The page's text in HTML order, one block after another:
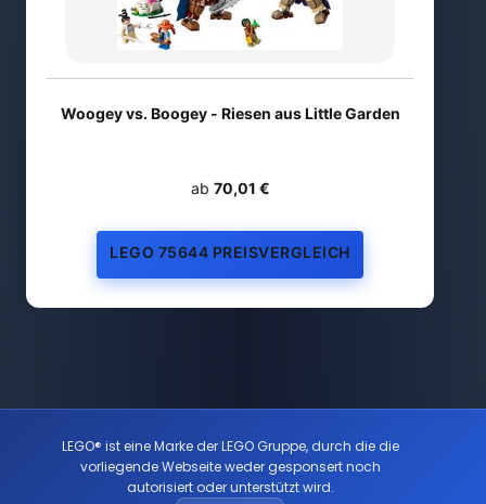
Woogey vs. Boogey - Riesen aus Little Garden
ab 70,01 €
LEGO 75644 PREISVERGLEICH
LEGO® ist eine Marke der LEGO Gruppe, durch die die
vorliegende Webseite weder gesponsert noch
autorisiert oder unterstützt wird.